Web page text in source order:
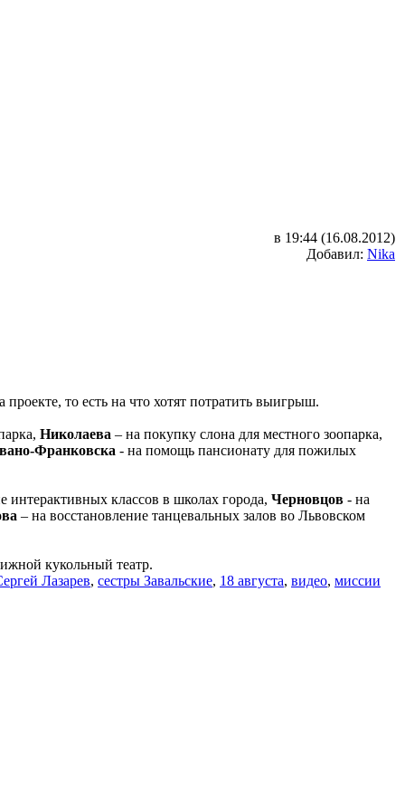
в 19:44 (16.08.2012)
Добавил: Nika
то есть на что хотят потратить выигрыш.
Николаева – на покупку слона для местного зоопарка,
Франковска - на помощь пансионату для пожилых
интерактивных классов в школах города, Черновцов - на
– на восстановление танцевальных залов во Львовском
кукольный театр.
Лазарев, сестры Завальские, 18 августа, видео, миссии